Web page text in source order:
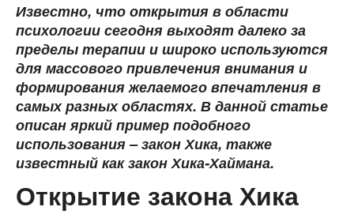
Известно, что открытия в области
психологии сегодня выходят далеко за
пределы терапии и широко используются
для массового привлечения внимания и
формирования желаемого впечатления в
самых разных областях. В данной статье
описан яркий пример подобного
использования – закон Хика, также
известный как закон Хика-Хаймана.
Открытие закона Хика